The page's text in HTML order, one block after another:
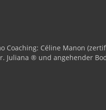
Céline Manon
Juliana ® und angehender